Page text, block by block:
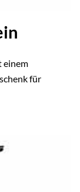
einem
für